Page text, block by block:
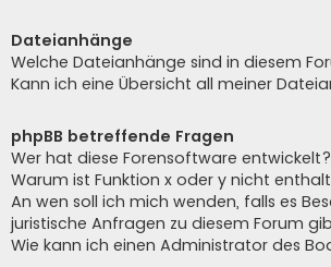
Dateianhänge
Welche Dateianhänge sind in diesem
Kann ich eine Übersicht all meiner
phpBB betreffende Fragen
Wer hat diese Forensoftware entwickelt?
Warum ist Funktion x oder y nicht
An wen soll ich mich wenden, falls es
juristische Anfragen zu diesem Forum
Wie kann ich einen Administrator des